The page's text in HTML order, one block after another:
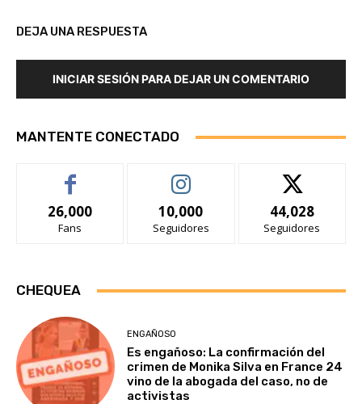
DEJA UNA RESPUESTA
INICIAR SESIÓN PARA DEJAR UN COMENTARIO
MANTENTE CONECTADO
26,000
Fans
10,000
Seguidores
44,028
Seguidores
CHEQUEA
ENGAÑOSO
Es engañoso: La confirmación del
crimen de Monika Silva en France 24
vino de la abogada del caso, no de
activistas